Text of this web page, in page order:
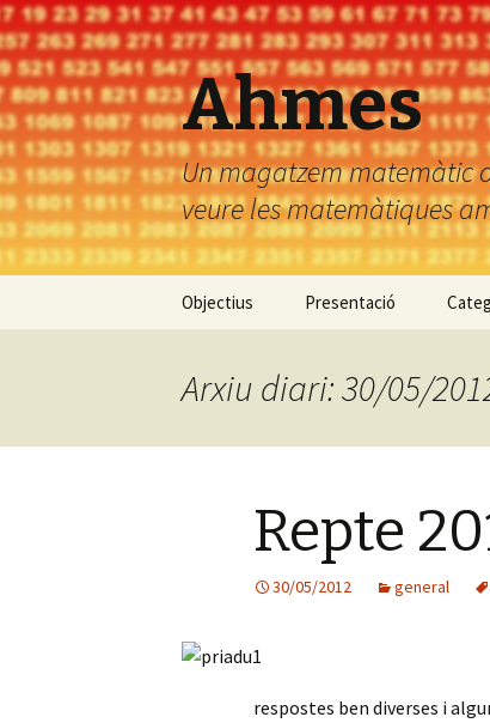
Ahmes
Un magatzem matemàtic
veure les matemàtiques
Vés
Objectius Presentació
Arxiu diari: 30/05/
Repte
30/05/2012 general
respostes ben diverses i